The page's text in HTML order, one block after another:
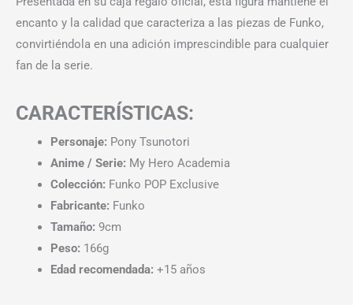
encanto y la calidad que caracteriza a las piezas de Funko,
convirtiéndola en una adición imprescindible para cualquier
fan de la serie.
CARACTERÍSTICAS:
Personaje: Pony Tsunotori
Anime / Serie: My Hero Academia
Colección: Funko POP Exclusive
Fabricante: Funko
Tamaño: 9cm
Peso: 166g
Edad recomendada: +15 años